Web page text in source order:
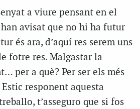
a viure pensant en el
avisat que no hi ha futur
és ara, d’aquí res serem uns
fotre res. Malgastar la
per a què? Per ser els més
responent aquesta
t’asseguro que si fos